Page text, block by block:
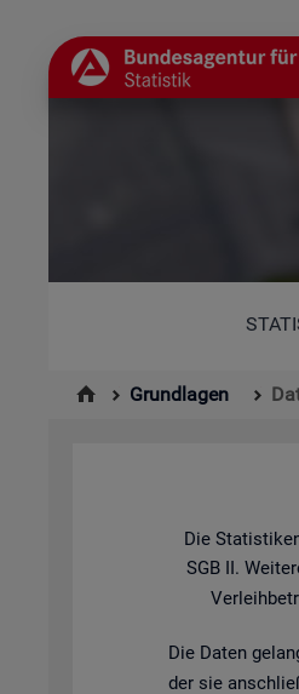
Grundlagen
Die
SGB II.
Die Daten
der sie